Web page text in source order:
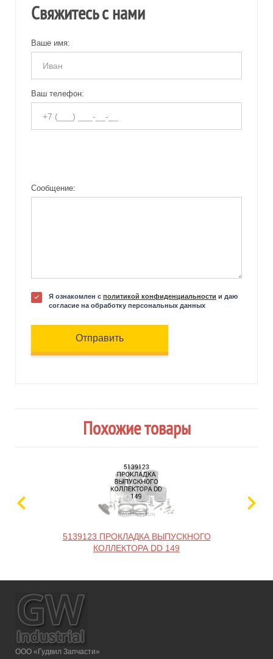
Свяжитесь с нами
Ваше имя:
Ваш телефон:
Сообщение:
Я ознакомлен с политикой конфиденциальности и даю
согласие на обработку персональных данных
Отправить
Похожие товары
5139123 ПРОКЛАДКА ВЫПУСКНОГО
КОЛЛЕКТОРА DD 149
ООО «Гудвил Запчасти»